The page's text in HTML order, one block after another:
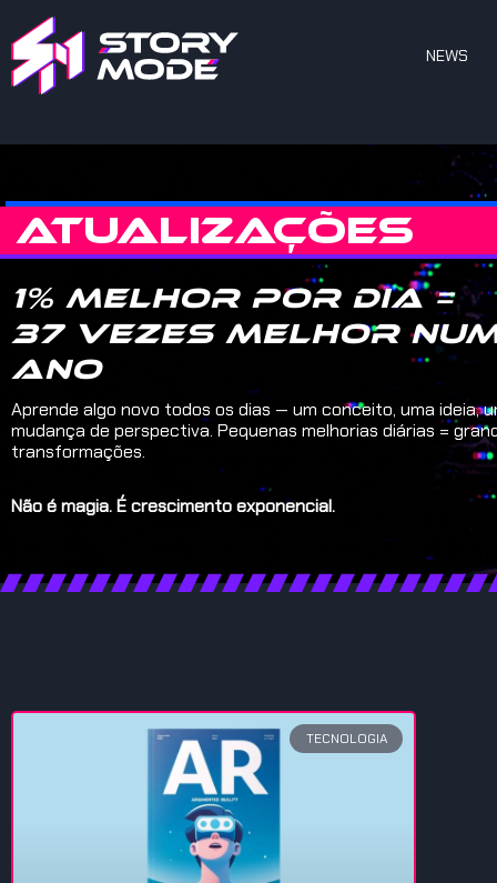
NEWS
ATUALIZAÇÕES
1% melhor por dia =
37 vezes melhor
ano
Aprende algo novo todos os dias — um conceito, uma ideia,
mudança de perspectiva. Pequenas melhorias diárias =
transformações.
Não é magia. É crescimento exponencial.
TECNOLOGIA